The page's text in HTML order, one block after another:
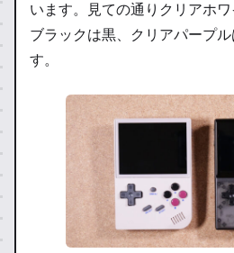
います。見ての通りクリアホ
ブラックは黒、クリアパープ
す。